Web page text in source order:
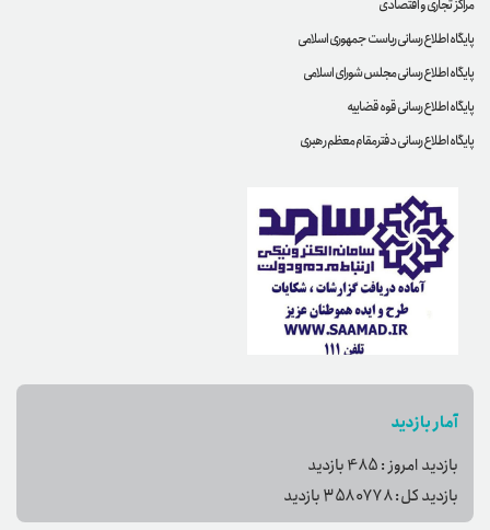
مراکز تجاری و اقتصادی
پایگاه اطلاع رسانی ریاست جمهوری اسلامی
پایگاه اطلاع رسانی مجلس شورای اسلامی
پایگاه اطلاع رسانی قوه قضاییه
پایگاه اطلاع رسانی دفترمقام معظم رهبری
آمار بازدید
بازدید امروز :485بازدید
بازدید کل:3580778بازدید